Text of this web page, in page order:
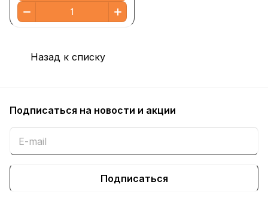
Назад к списку
Подписаться на новости и акции
Подписаться